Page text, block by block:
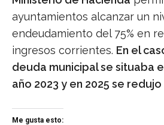
ayuntamientos alcanzar un
endeudamiento del 75% en
ingresos corrientes. En el
deuda municipal se situaba
año 2023 y en 2025 se redujo
Me gusta esto: